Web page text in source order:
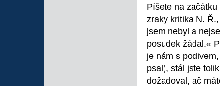
Píšete na
zraky kritika N.
jsem nebyl a
posudek žádal.«
je nám s
psal), stál jste
dožadoval, ač